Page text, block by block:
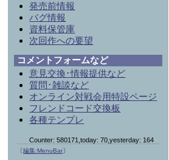
発売前情報
バグ情報
資料保管庫
次回作への要望
コメントフォームなど
意見交換･情報提供など
質問･雑談など
オンライン対戦会用特設ページ
フレンドコード交換板
各種テンプレ
Counter: 580171,today: 70,yesterday: 164
〔編集:MenuBar〕